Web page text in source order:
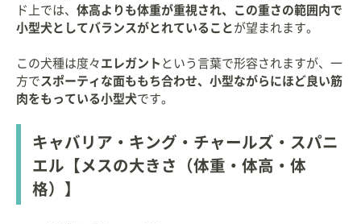
ド上では、 体高よりも体重が重視され、この重さの範囲内で
小型犬としてバランスがとれていること が望まれます。
この犬種は度々 エレガント という言葉で形容されますが、一
方で スポーティな面ももち合わせ、小型ながらにほど良い筋
肉をもっている小型犬です。
キャバリア・キング・チャールズ・スパニ
エル【メスの大きさ（体重・体高・体
格）】